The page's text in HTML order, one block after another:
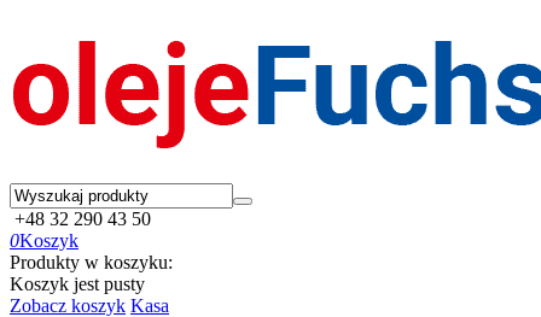
+48 32 290 43 50
0Koszyk
Produkty w koszyku:
Koszyk jest pusty
Zobacz koszyk Kasa